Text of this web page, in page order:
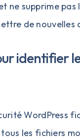
ne supprime
de nouvelles
identifier
WordPress
les fichiers